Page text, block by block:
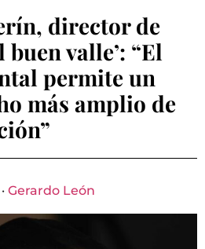
director de
valle’: “El
permite un
más amplio de
Gerardo León